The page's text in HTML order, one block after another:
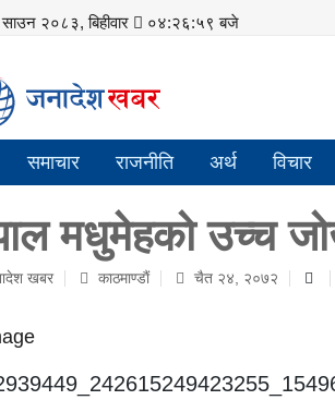
२०८३, बिहीवार ०४:२७:० बजे
समाचार राजनीति अर्थ विचार
मधुमेहको उच्च
खबर काठमाण्डाैं चैत २४, २०७२